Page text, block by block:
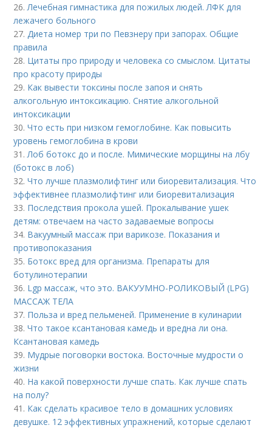
26.Лечебная гимнастика для пожилых людей. ЛФК для
лежачего больного
27.Диета номер три по Певзнеру при запорах. Общие
правила
28. Цитаты про природу и человека со смыслом. Цитаты
про красоту природы
29. Как вывести токсины после запоя и снять
алкогольную интоксикацию. Снятие алкогольной
интоксикации
30.Что есть при низком гемоглобине. Как повысить
уровень гемоглобина в крови
31.Лоб ботокс до и после. Мимические морщины на лбу
(ботокс в лоб)
32.Что лучше плазмолифтинг или биоревитализация. Что
эффективнее плазмолифтинг или биоревитализация
33. Последствия прокола ушей. Прокалывание ушек
детям: отвечаем на часто задаваемые вопросы
34. Вакуумный массаж при варикозе. Показания и
противопоказания
35. Ботокс вред для организма. Препараты для
ботулинотерапии
36. Lgp массаж, что это. ВАКУУМНО-РОЛИКОВЫЙ (LPG)
МАССАЖ ТЕЛА
37. Польза и вред пельменей. Применение в кулинарии
38.Что такое ксантановая камедь и вредна ли она.
Ксантановая камедь
39. Мудрые поговорки востока. Восточные мудрости о
жизни
40. На какой поверхности лучше спать. Как лучше спать
на полу?
41. Как сделать красивое тело в домашних условиях
девушке. 12 эффективных упражнений, которые сделают